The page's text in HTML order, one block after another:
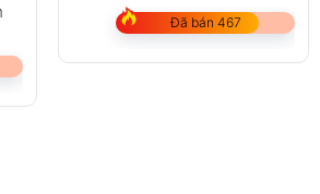
Đã bán 467